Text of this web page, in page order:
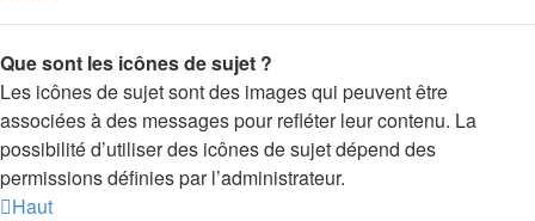
Que sont les icônes de sujet ?
Les icônes de sujet sont des images qui peuvent être
associées à des messages pour refléter leur contenu. La
possibilité d’utiliser des icônes de sujet dépend des
permissions définies par l’administrateur.
Haut